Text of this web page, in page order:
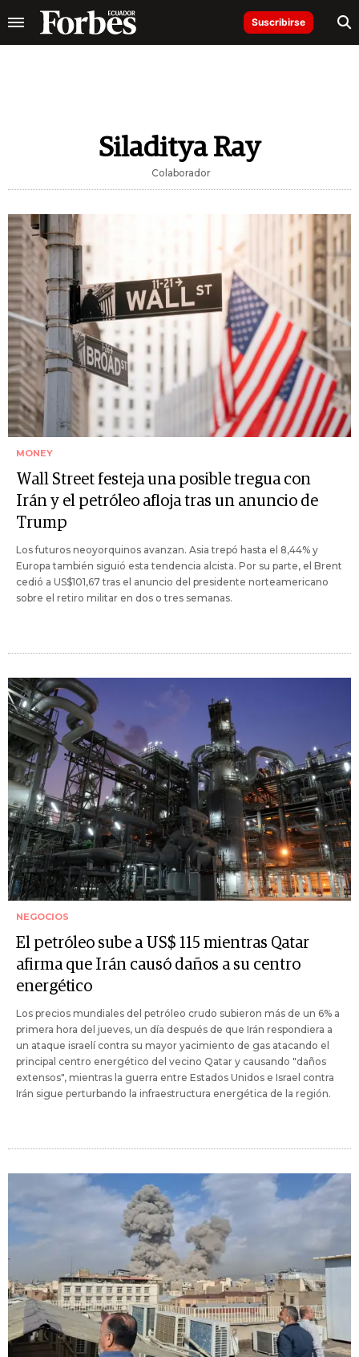
Suscribirse
Siladitya Ray
Colaborador
MONEY
Wall Street festeja una posible tregua con
Irán y el petróleo afloja tras un anuncio de
Trump
Los futuros neoyorquinos avanzan. Asia trepó hasta el 8,44% y
Europa también siguió esta tendencia alcista. Por su parte, el Brent
cedió a US$101,67 tras el anuncio del presidente norteamericano
sobre el retiro militar en dos o tres semanas.
NEGOCIOS
El petróleo sube a US$ 115 mientras Qatar
afirma que Irán causó daños a su centro
energético
Los precios mundiales del petróleo crudo subieron más de un 6% a
primera hora del jueves, un día después de que Irán respondiera a
un ataque israelí contra su mayor yacimiento de gas atacando el
principal centro energético del vecino Qatar y causando "daños
extensos", mientras la guerra entre Estados Unidos e Israel contra
Irán sigue perturbando la infraestructura energética de la región.